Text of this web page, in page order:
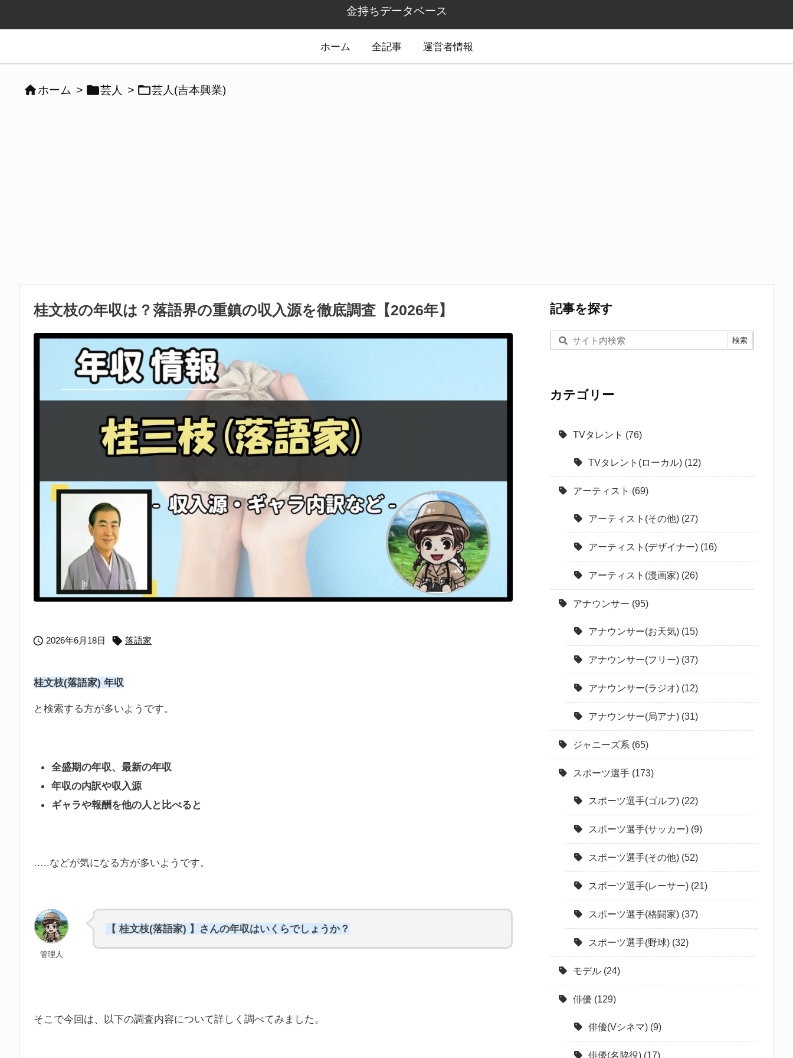
金持ちデータベース
ホーム 全記事 運営者情報
ホーム > 芸人 > 芸人(吉本興業)
桂文枝の年収は？落語界の重鎮の収入源を徹底調査【2026年】
 2026年6月18日  落語家
桂文枝(落語家) 年収
と検索する方が多いようです。
全盛期の年収、最新の年収
年収の内訳や収入源
ギャラや報酬を他の人と比べると
…..などが気になる方が多いようです。
管理人
【 桂文枝(落語家) 】さんの年収はいくらでしょうか？
そこで今回は、以下の調査内容について詳しく調べてみました。
記事を探す
カテゴリー
TVタレント (76)
TVタレント(ローカル) (12)
アーティスト (69)
アーティスト(その他) (27)
アーティスト(デザイナー) (16)
アーティスト(漫画家) (26)
アナウンサー (95)
アナウンサー(お天気) (15)
アナウンサー(フリー) (37)
アナウンサー(ラジオ) (12)
アナウンサー(局アナ) (31)
ジャニーズ系 (65)
スポーツ選手 (173)
スポーツ選手(ゴルフ) (22)
スポーツ選手(サッカー) (9)
スポーツ選手(その他) (52)
スポーツ選手(レーサー) (21)
スポーツ選手(格闘家) (37)
スポーツ選手(野球) (32)
モデル (24)
俳優 (129)
俳優(Vシネマ) (9)
俳優(名脇役) (17)